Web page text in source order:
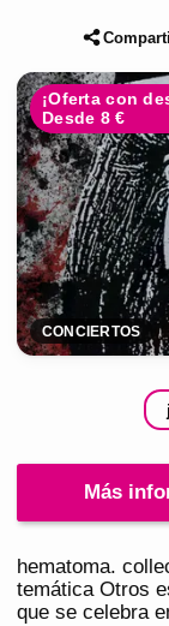
¡Oferta con
Desde 8 €
CONCIERTOS
Más
hematoma.
temática Otros
que se celebra